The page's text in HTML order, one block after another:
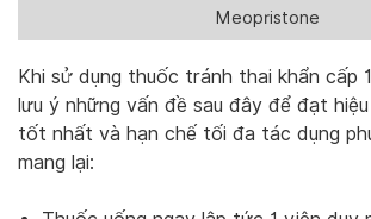
Meopristone
Khi sử dụng thuốc tránh thai khẩn cấp
lưu ý những vấn đề sau đây để đạt
tốt nhất và hạn chế tối đa tác dụng
mang lại: